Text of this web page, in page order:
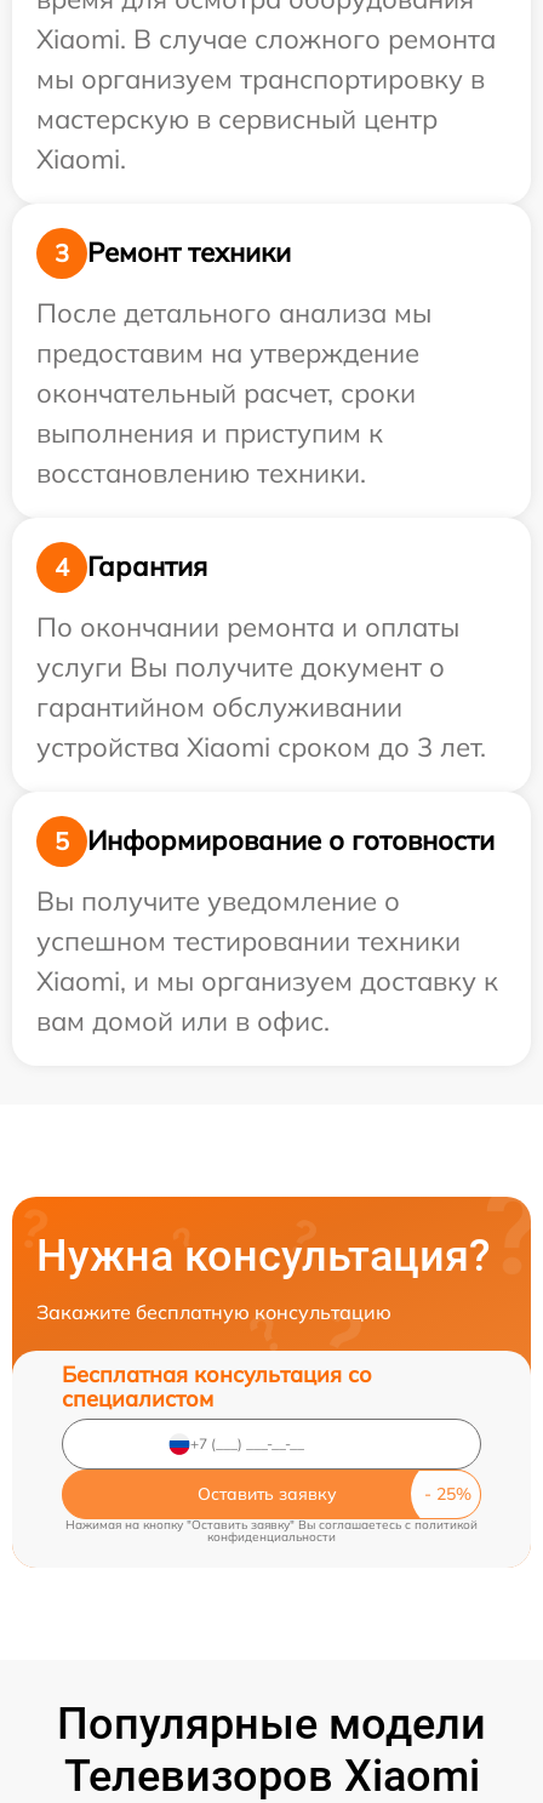
Xiaomi. В случае сложного ремонта
мы организуем транспортировку в
мастерскую в сервисный центр
Xiaomi.
3
Ремонт техники
После детального анализа мы
предоставим на утверждение
окончательный расчет, сроки
выполнения и приступим к
восстановлению техники.
4
Гарантия
По окончании ремонта и оплаты
услуги Вы получите документ о
гарантийном обслуживании
устройства Xiaomi сроком до 3 лет.
5
Информирование о готовности
Вы получите уведомление о
успешном тестировании техники
Xiaomi, и мы организуем доставку к
вам домой или в офис.
Нужна консультация?
Закажите бесплатную консультацию
Бесплатная консультация со
специалистом
Оставить заявку
Нажимая на кнопку "Оставить заявку" Вы соглашаетесь cполитикой
конфиденциальности
Популярные модели
Телевизоров Xiaomi